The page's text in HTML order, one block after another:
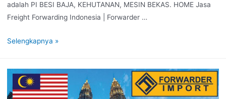
adalah PI BESI BAJA, KEHUTANAN, MESIN BEKAS. HOME Jasa
Freight Forwarding Indonesia | Forwarder …
Selengkapnya »